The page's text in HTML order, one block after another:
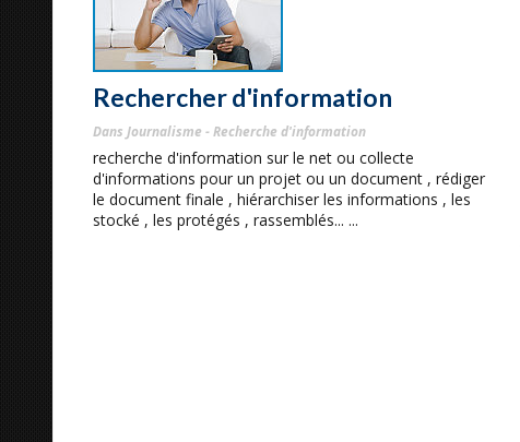
Rechercher d'information
Dans Journalisme - Recherche d'information
recherche d'information sur le net ou collecte
d'informations pour un projet ou un document , rédiger
le document finale , hiérarchiser les informations , les
stocké , les protégés , rassemblés... ...